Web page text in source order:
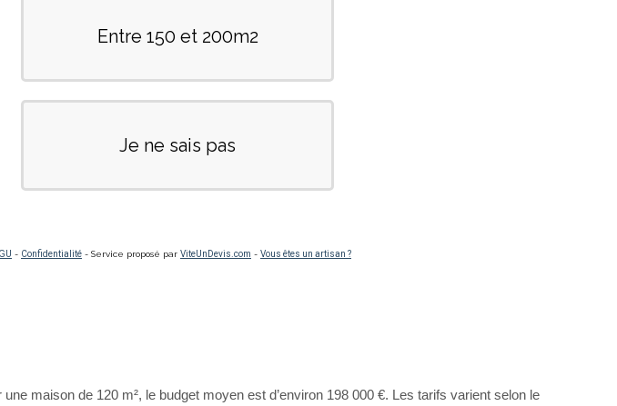
maison de 120 m², le budget moyen est d’environ 198 000 €. Les tarifs varient selon le